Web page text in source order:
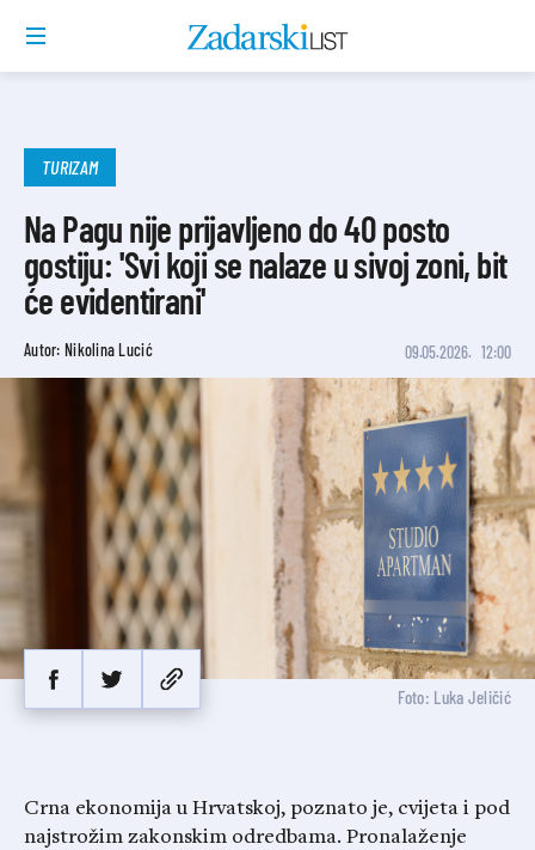
TURIZAM
Na Pagu nije prijavljeno do 40 posto
gostiju: 'Svi koji se nalaze u sivoj zoni, bit
će evidentirani'
Autor: Nikolina Lucić 09.05.2026. 12:00
Foto: Luka Jeličić
Crna ekonomija u Hrvatskoj, poznato je, cvijeta i pod
najstrožim zakonskim odredbama. Pronalaženje